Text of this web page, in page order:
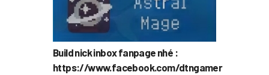
Build nick inbox fanpage nhé :
https://www.facebook.com/dtngamer